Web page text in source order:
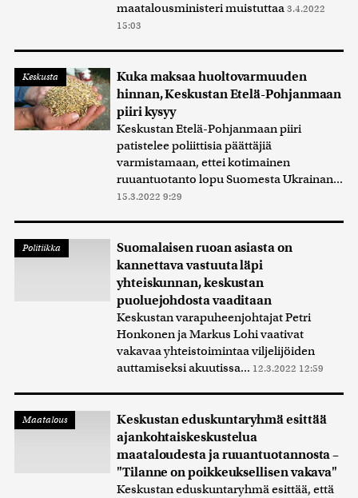
maatalousministeri muistuttaa 3.4.2022
15:03
Keskusta
Kuka maksaa huoltovarmuuden
hinnan, Keskustan Etelä-Pohjanmaan
piiri kysyy
Keskustan Etelä-Pohjanmaan piiri
patistelee poliittisia päättäjiä
varmistamaan, ettei kotimainen
ruuantuotanto lopu Suomesta Ukrainan...
15.3.2022 9:29
Politiikka
Suomalaisen ruoan asiasta on
kannettava vastuuta läpi
yhteiskunnan, keskustan
puoluejohdosta vaaditaan
Keskustan varapuheenjohtajat Petri
Honkonen ja Markus Lohi vaativat
vakavaa yhteistoimintaa viljelijöiden
auttamiseksi akuutissa... 12.3.2022 12:59
Maatalous
Keskustan eduskuntaryhmä esittää
ajankohtaiskeskustelua
maataloudesta ja ruuantuotannosta –
"Tilanne on poikkeuksellisen vakava"
Keskustan eduskuntaryhmä esittää, että